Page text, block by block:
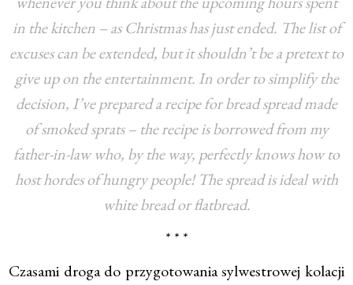
in the kitchen – as Christmas has just ended. The list of
excuses can be extended, but it shouldn’t be a pretext to
give up on the entertainment. In order to simplify the
decision, I’ve prepared a recipe for bread spread made
of smoked sprats – the recipe is borrowed from my
father-in-law who, by the way, perfectly knows how to
host hordes of hungry people! The spread is ideal with
white bread or flatbread.
* * *
Czasami droga do przygotowania sylwestrowej kolacji